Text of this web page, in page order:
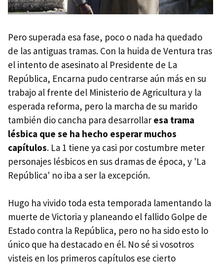
Pero superada esa fase, poco o nada ha quedado
de las antiguas tramas. Con la huida de Ventura tras
el intento de asesinato al Presidente de La
República, Encarna pudo centrarse aún más en su
trabajo al frente del Ministerio de Agricultura y la
esperada reforma, pero la marcha de su marido
también dio cancha para desarrollar esa trama
lésbica que se ha hecho esperar muchos
capítulos. La 1 tiene ya casi por costumbre meter
personajes lésbicos en sus dramas de época, y 'La
República' no iba a ser la excepción.
Hugo ha vivido toda esta temporada lamentando la
muerte de Victoria y planeando el fallido Golpe de
Estado contra la República, pero no ha sido esto lo
único que ha destacado en él. No sé si vosotros
visteis en los primeros capítulos ese cierto